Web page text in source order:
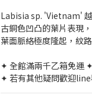
Labisia sp. 'Vietnam'
古銅色凹凸的葉片表現
葉面脈絡極度隆起，紋
✦ 全館滿兩千乙箱免運 ✦
✦ 若有其他疑問歡迎